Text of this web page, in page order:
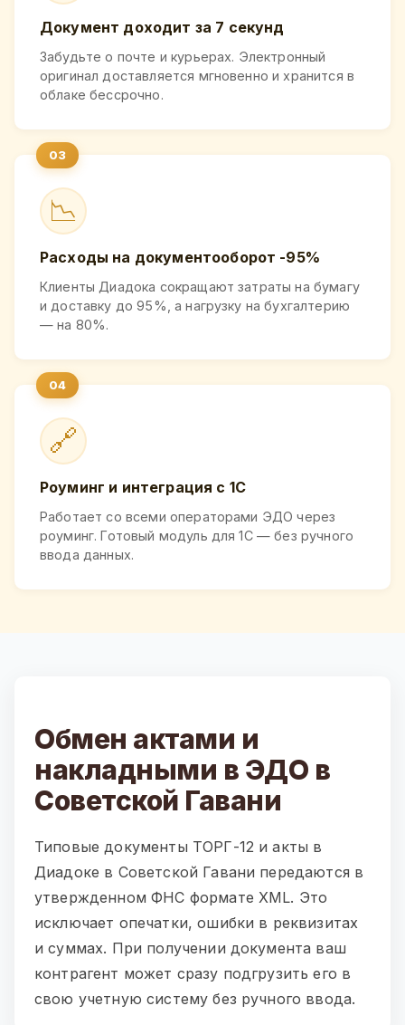
Документ доходит за 7 секунд
Забудьте о почте и курьерах. Электронный
оригинал доставляется мгновенно и хранится в
облаке бессрочно.
📉
Расходы на документооборот -95%
Клиенты Диадока сокращают затраты на бумагу
и доставку до 95%, а нагрузку на бухгалтерию
— на 80%.
🔗
Роуминг и интеграция с 1С
Работает со всеми операторами ЭДО через
роуминг. Готовый модуль для 1С — без ручного
ввода данных.
Обмен актами и
накладными в ЭДО в
Советской Гавани
Типовые документы ТОРГ-12 и акты в
Диадоке в Советской Гавани передаются в
утвержденном ФНС формате XML. Это
исключает опечатки, ошибки в реквизитах
и суммах. При получении документа ваш
контрагент может сразу подгрузить его в
свою учетную систему без ручного ввода.